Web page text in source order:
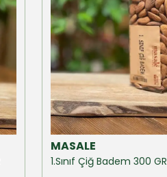
MASALE
1.Sınıf Çiğ Badem 300 GR